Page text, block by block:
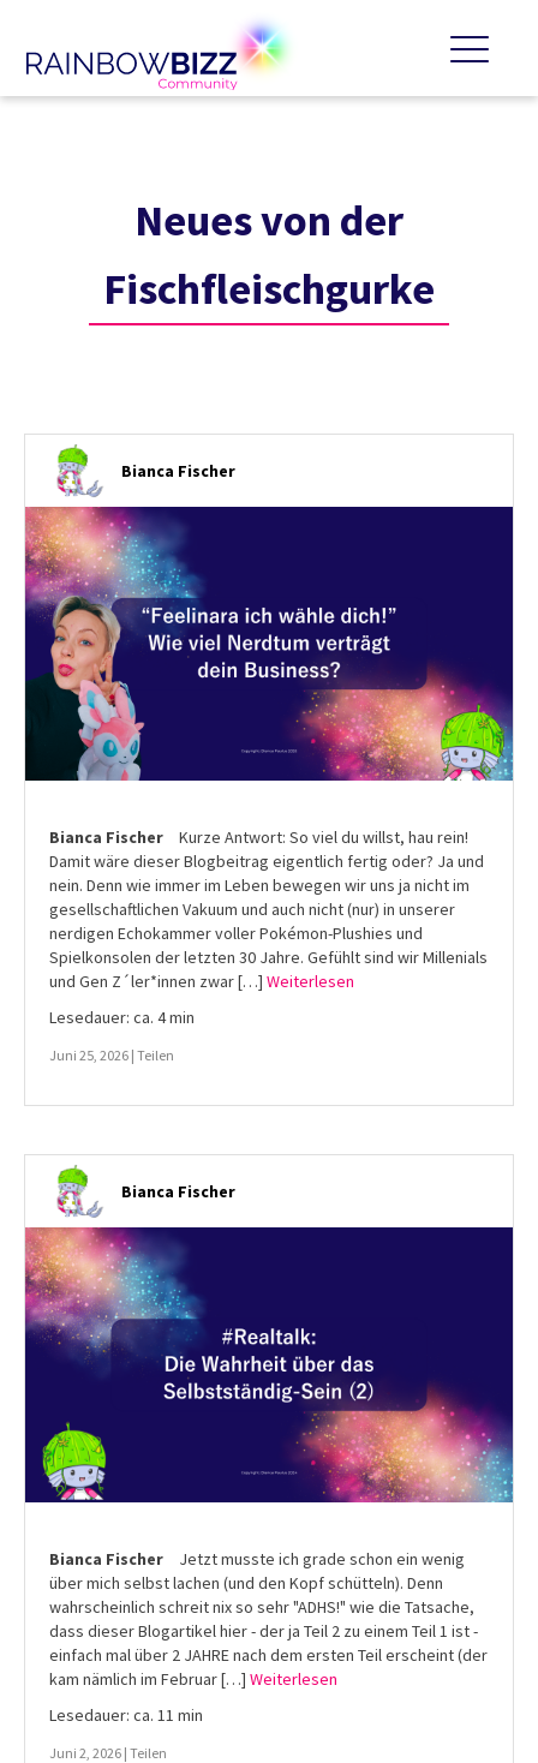
Neues von der
Fischfleischgurke
Bianca Fischer
Bianca Fischer
Kurze Antwort: So viel du willst, hau rein!
Damit wäre dieser Blogbeitrag eigentlich fertig oder? Ja und
nein. Denn wie immer im Leben bewegen wir uns ja nicht im
gesellschaftlichen Vakuum und auch nicht (nur) in unserer
nerdigen Echokammer voller Pokémon-Plushies und
Spielkonsolen der letzten 30 Jahre. Gefühlt sind wir Millenials
und Gen Z´ler*innen zwar […] Weiterlesen
Lesedauer: ca. 4 min
Juni 25, 2026 | Teilen
Bianca Fischer
Bianca Fischer
Jetzt musste ich grade schon ein wenig
über mich selbst lachen (und den Kopf schütteln). Denn
wahrscheinlich schreit nix so sehr "ADHS!" wie die Tatsache,
dass dieser Blogartikel hier - der ja Teil 2 zu einem Teil 1 ist -
einfach mal über 2 JAHRE nach dem ersten Teil erscheint (der
kam nämlich im Februar […] Weiterlesen
Lesedauer: ca. 11 min
Juni 2, 2026 | Teilen